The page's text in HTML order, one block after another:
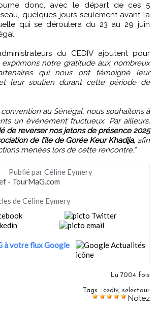
quelques jours seulement avant la
qui se déroulera du 23 au 29 juin
du CEDIV ajoutent pour
exprimons notre gratitude aux nombreux
qui nous ont témoigné leur
leur soutien durant cette période de
convention au Sénégal, nous souhaitons à
un événement fructueux. Par ailleurs,
de reverser nos jetons de présence 2025
de l’île de Gorée Keur Khadija,afin
menées lors de cette rencontre."
Publié par Céline Eymery
- TourMaG.com
de Céline Eymery
à votre flux Google
Lu 7004 fois
Tags : cediv, selectour
Notez